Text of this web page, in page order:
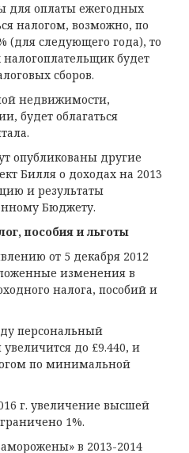
для оплаты ежегодных
налогом, возможно, по
(для следующего года), то
налогоплательщик будет
сборов.
недвижимости,
будет облагаться
опубликованы другие
Билля о доходах на 2013
и результаты
Бюджету.
пособия и льготы
от 5 декабря 2012
изменения в
налога, пособий и
персональный
до £9.440, и
по минимальной
г. увеличение высшей
1%.
в 2013-2014